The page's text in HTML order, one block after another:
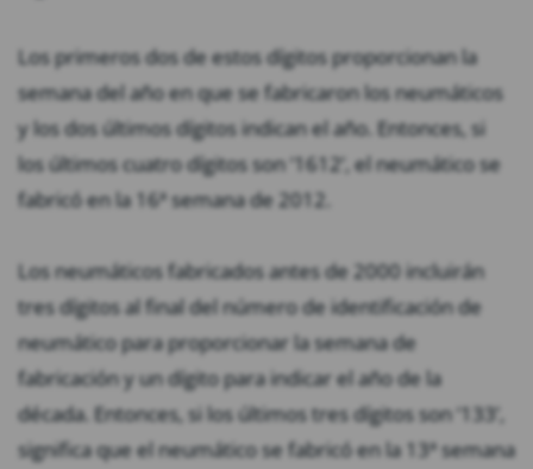
Los primeros dos de estos dígitos proporcionan la
semana del año en que se fabricaron los neumáticos
y los dos últimos dígitos indican el año. Entonces, si
los últimos cuatro dígitos son ‘1612’, el neumático se
fabricó en la 16ª semana de 2012.
Los neumáticos fabricados antes de 2000 incluirán
tres dígitos al final del número de identificación de
neumático para proporcionar la semana de
fabricación y un dígito para indicar el año de la
década. Entonces, si los últimos tres dígitos son ‘133’,
significa que el neumático se fabricó en la 13ª semana